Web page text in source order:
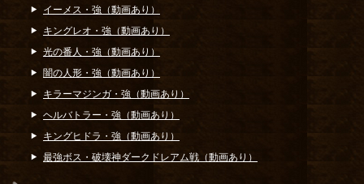
イーメス・強（動画あり）
キングレオ・強（動画あり）
光の番人・強（動画あり）
闇の人形・強（動画あり）
キラーマジンガ・強（動画あり）
ヘルバトラー・強（動画あり）
キングヒドラ・強（動画あり）
最強ボス・破壊神ダークドレアム戦（動画あり）